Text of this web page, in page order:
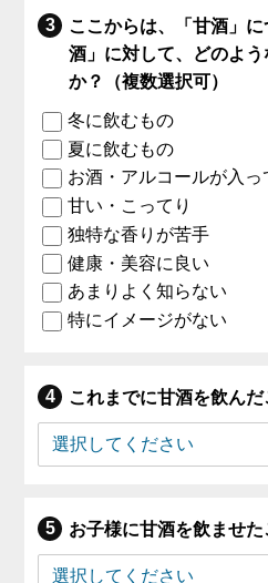
ここからは、「甘酒」
酒」に対して、どのよ
か？（複数選択可）
冬に飲むもの
夏に飲むもの
お酒・アルコールが入っ
甘い・こってり
独特な香りが苦手
健康・美容に良い
あまりよく知らない
特にイメージがない
これまでに甘酒を飲ん
お子様に甘酒を飲ませ